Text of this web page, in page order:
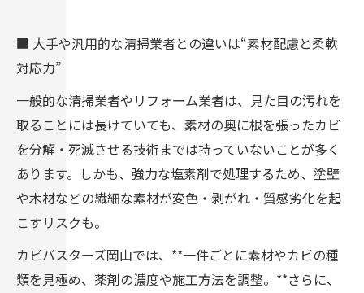
■ 大手や汎用的な清掃業者との違いは“素材配慮と柔軟
対応力”
一般的な清掃業者やリフォーム業者は、見た目の汚れを
取ることには長けていても、素材の奥に根を張ったカビ
を分解・死滅させる技術までは持っていないことが多く
あります。しかも、強力な塩素剤で処理するため、塗壁
や木材などの繊細な素材が変色・剥がれ・質感劣化を起
こすリスクも。
カビバスターズ岡山では、**一件ごとに素材やカビの種
類を見極め、薬剤の濃度や施工方法を調整。**さらに、